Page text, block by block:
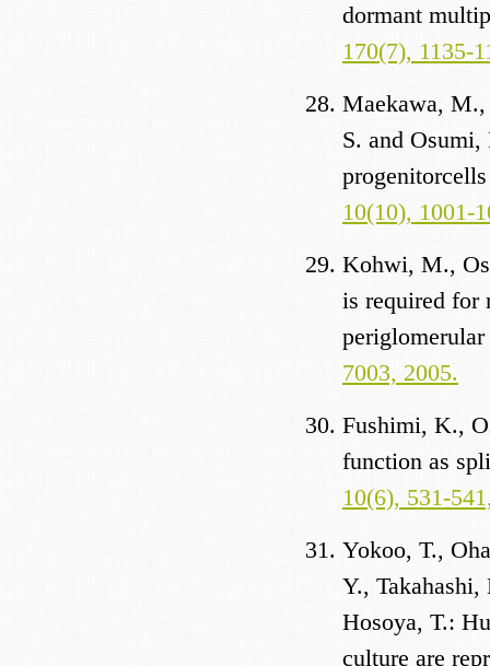
dormant
170(7), 1135-
Maekawa,
S. and
10(10), 1001-
Kohwi, M.,
is required for
7003, 2005.
Fushimi, K.,
function as
10(6), 531-
Yokoo, T.,
Y.,
Hosoya, T.:
culture are